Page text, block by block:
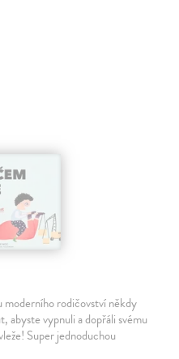
rodičovství někdy
abyste vypnuli a dopřáli svému
Super jednoduchou